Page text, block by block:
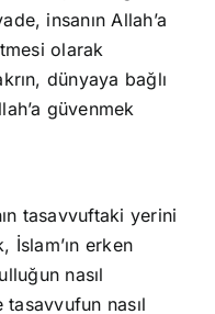
insanın Allah’a
olarak
dünyaya bağlı
güvenmek
tasavvuftaki yerini
İslam’ın erken
nasıl
tasavvufun nasıl